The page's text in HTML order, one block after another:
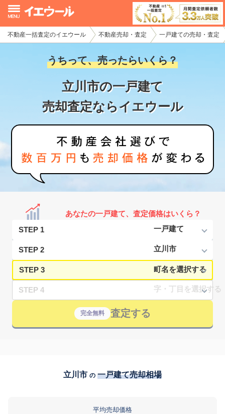
不動産一括査定のイエウール 不動産売却・査定 一戸建ての売却・査定
うちって、売ったらいくら？
立川市の一戸建て
売却査定ならイエウール
あなたの一戸建て、査定価格はいくら？
STEP 1
STEP 2
STEP 3
STEP 4
完全無料 査定する
立川市 の 一戸建て売却相場
平均売却価格
イエウール加盟希望の不動産会社様
初めての方へ
不動産売却の流れ
不動産の売却・一括査定
家査定シミュレーター
お問い合わせ